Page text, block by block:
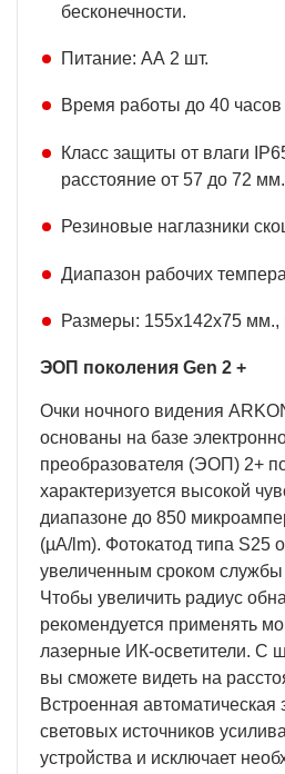
бесконечности.
Питание: АА 2 шт.
Время работы до 40 часов
Класс защиты от влаги
расстояние от 57 до 72 мм.
Резиновые наглазники
Диапазон рабочих
Размеры: 155х142х75 мм.,
ЭОП поколения Gen 2 +
Очки ночного видения
основаны на базе
преобразователя (ЭОП) 2+
характеризуется высокой
диапазоне до 850
(µA/lm). Фотокатод типа S25
увеличенным сроком службы
Чтобы увеличить радиус
рекомендуется применять
лазерные ИК-осветители. С
вы сможете видеть на
Встроенная автоматическая
световых источников
устройства и исключает